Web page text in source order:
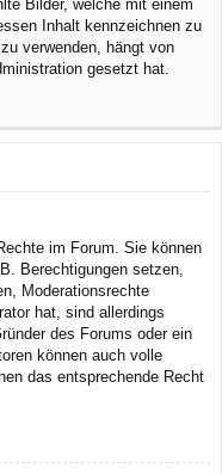
Bilder, welche mit einem
Inhalt kennzeichnen zu
verwenden, hängt von
gesetzt hat.
im Forum. Sie können
Berechtigungen setzen,
Moderationsrechte
hat, sind allerdings
des Forums oder ein
können auch volle
das entsprechende Recht